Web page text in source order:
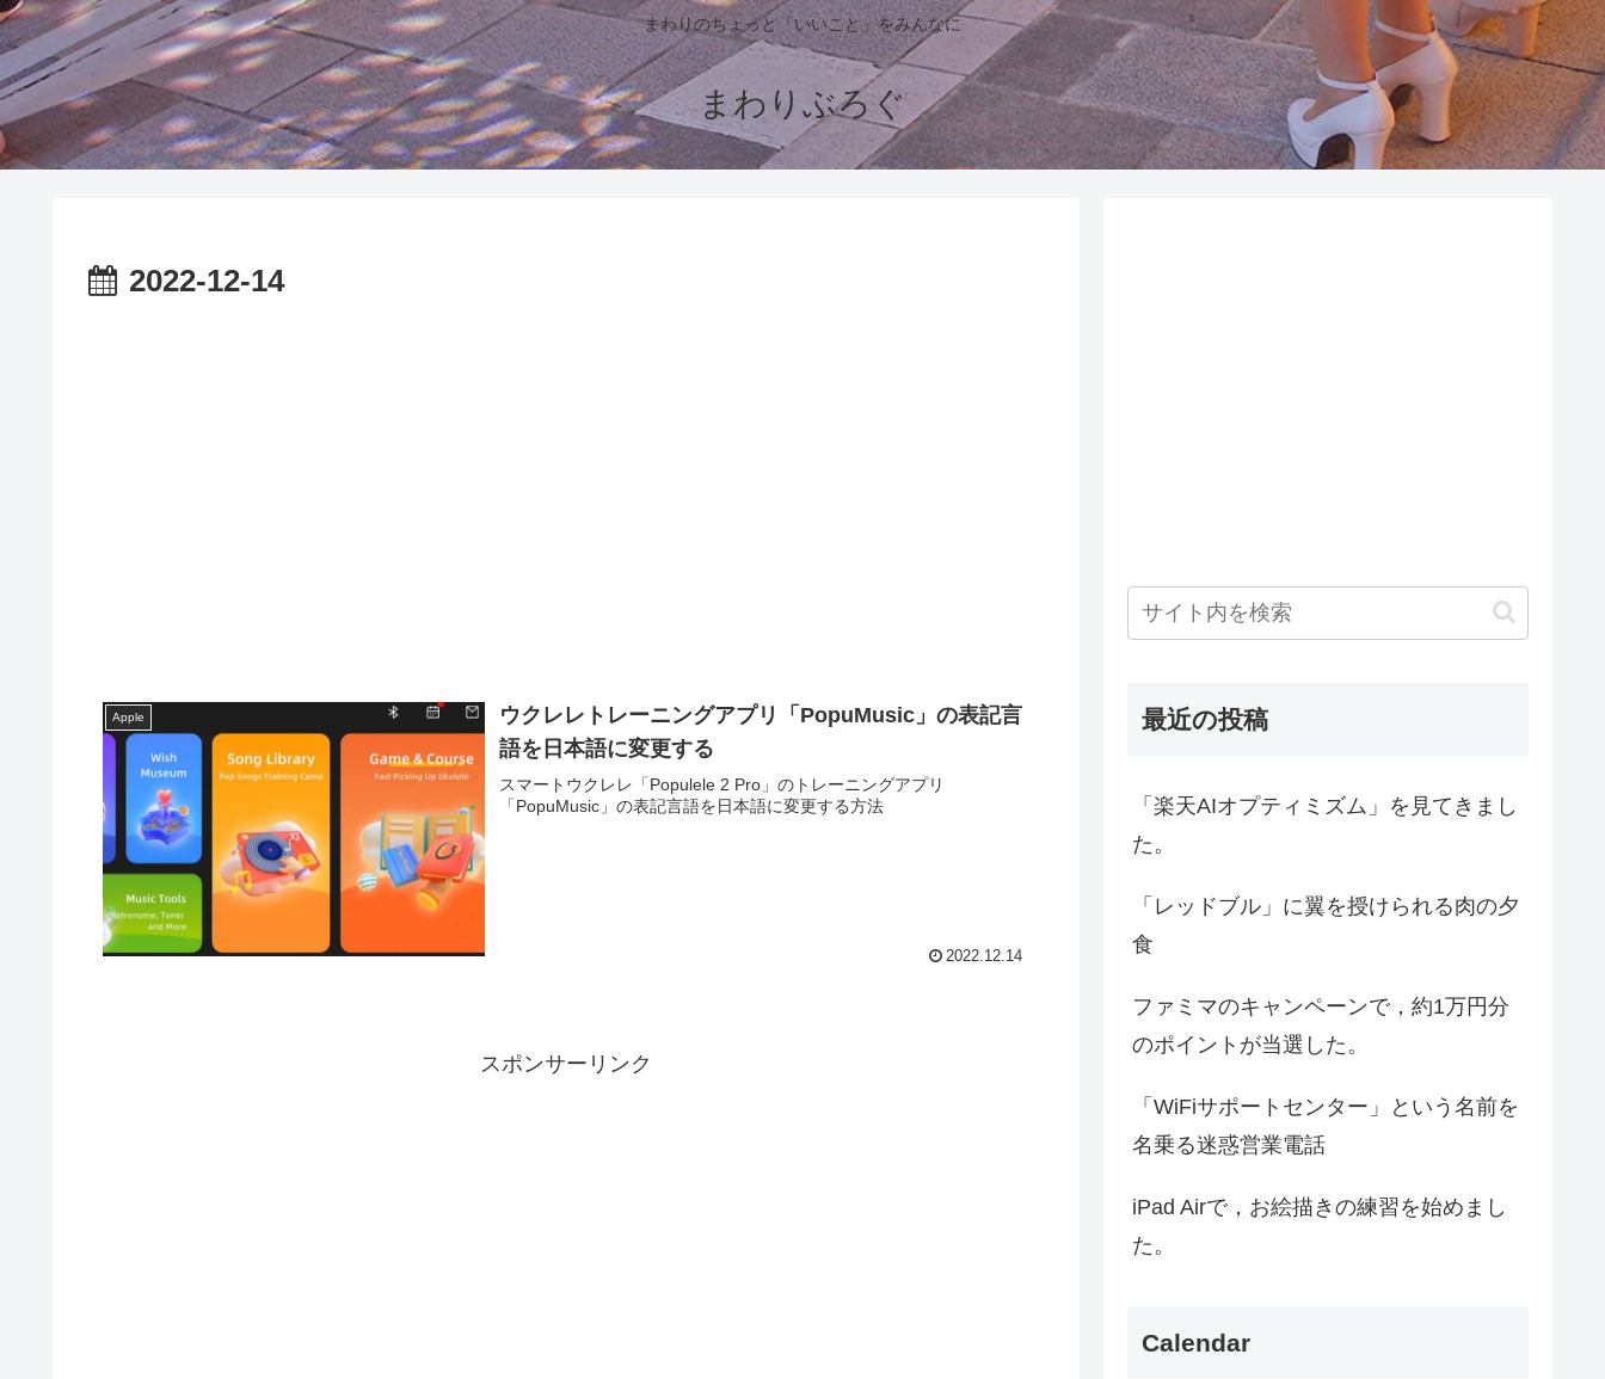
まわりのちょっと「いいこと」をみんなに
まわりぶろぐ
2022-12-14
Apple
ウクレレトレーニングアプリ「PopuMusic」の表記言
語を日本語に変更する
スマートウクレレ「Populele 2 Pro」のトレーニングアプリ
「PopuMusic」の表記言語を日本語に変更する方法
2022.12.14
スポンサーリンク
最近の投稿
「楽天AIオプティミズム」を見てきまし
た。
「レッドブル」に翼を授けられる肉の夕
食
ファミマのキャンペーンで，約1万円分
のポイントが当選した。
「WiFiサポートセンター」という名前を
名乗る迷惑営業電話
iPad Airで，お絵描きの練習を始めまし
た。
Calendar